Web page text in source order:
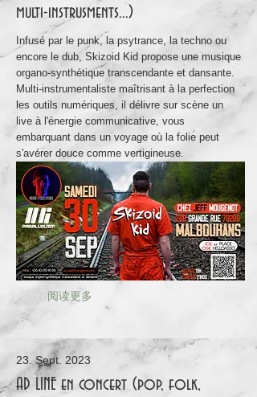
multi-instrusments...)
Infusé par le punk, la psytrance, la techno ou
encore le dub, Skizoid Kid propose une musique
organo-synthétique transcendante et dansante.
Multi-instrumentaliste maîtrisant à la perfection
les outils numériques, il délivre sur scène un
live à l'énergie communicative, vous
embarquant dans un voyage où la folie peut
s'avérer douce comme vertigineuse.
阅读更多
23. Sept. 2023
AD LINE en concert (pop, folk,